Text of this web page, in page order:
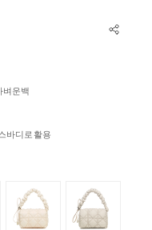
벼운백
바디로 활용